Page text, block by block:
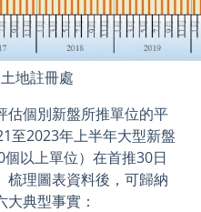
地註冊處
估個別新盤所推單位的平
至2023年上半年大型新盤
個以上單位）在首推30日
梳理圖表資料後，可歸納
典型事實：